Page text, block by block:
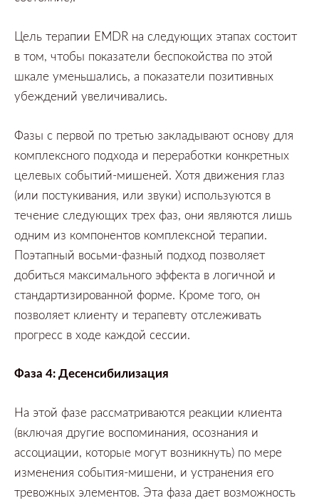
Цель терапии EMDR на следующих этапах состоит
в том, чтобы показатели беспокойства по этой
шкале уменьшались, а показатели позитивных
убеждений увеличивались.
Фазы с первой по третью закладывают основу для
комплексного подхода и переработки конкретных
целевых событий-мишеней. Хотя движения глаз
(или постукивания, или звуки) используются в
течение следующих трех фаз, они являются лишь
одним из компонентов комплексной терапии.
Поэтапный восьми-фазный подход позволяет
добиться максимального эффекта в логичной и
стандартизированной форме. Кроме того, он
позволяет клиенту и терапевту отслеживать
прогресс в ходе каждой сессии.
Фаза 4:Десенсибилизация
На этой фазе рассматриваются реакции клиента
(включая другие воспоминания, осознания и
ассоциации, которые могут возникнуть) по мере
изменения события-мишени, и устранения его
тревожных элементов. Эта фаза дает возможность